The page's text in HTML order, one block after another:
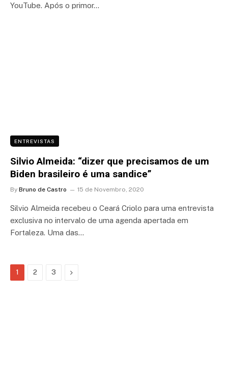
YouTube. Após o primor…
ENTREVISTAS
Silvio Almeida: “dizer que precisamos de um
Biden brasileiro é uma sandice”
By Bruno de Castro 15 de Novembro, 2020
Silvio Almeida recebeu o Ceará Criolo para uma entrevista
exclusiva no intervalo de uma agenda apertada em
Fortaleza. Uma das…
1 2 3 Next